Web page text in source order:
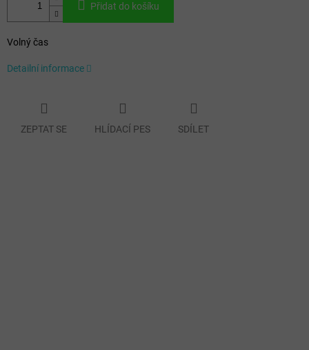
Přidat do košíku
Volný čas
Detailní informace
ZEPTAT SE HLÍDACÍ PES SDÍLET